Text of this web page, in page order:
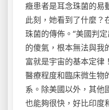
癥患者是耳念珠菌的易
此刻，她看到了什麼？
珠菌的傳佈。“美國判
的傻氣，根本無法與我
富就是宇宙的基本定律
醫療程度和臨床微生物
系。除美國以外，其他
也能夠很快，好比印度